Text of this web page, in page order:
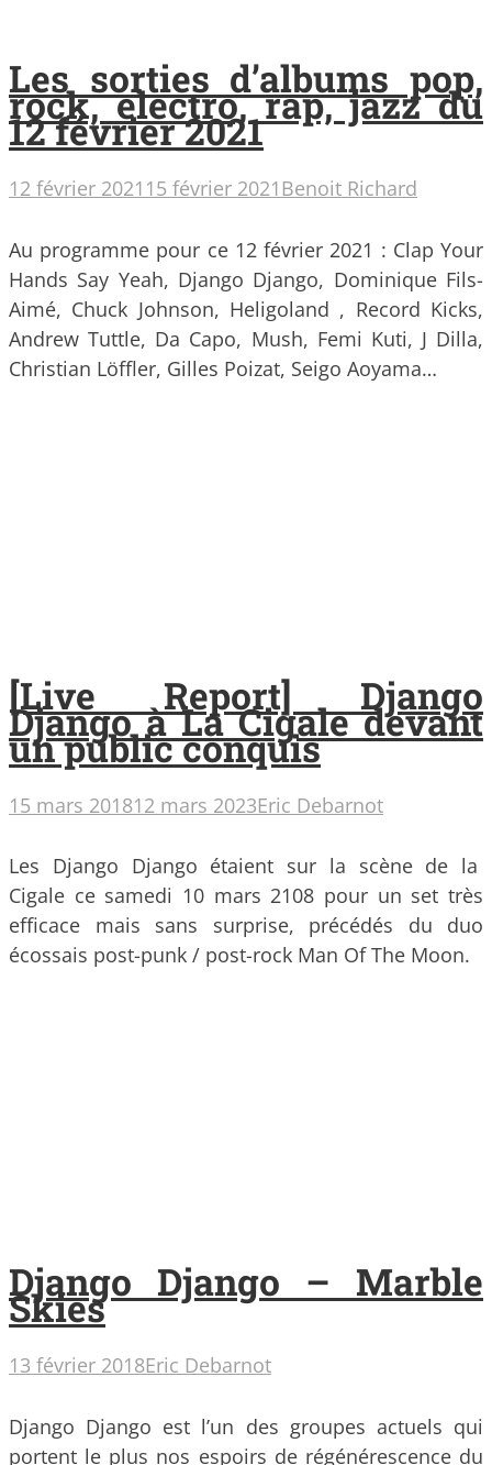
Les sorties d’albums pop,
rock, electro, rap, jazz du
12 février 2021
12 février 2021 15 février 2021 Benoit Richard
Au programme pour ce 12 février 2021 : Clap Your
Hands Say Yeah, Django Django, Dominique Fils-
Aimé, Chuck Johnson, Heligoland , Record Kicks,
Andrew Tuttle, Da Capo, Mush, Femi Kuti, J Dilla,
Christian Löffler, Gilles Poizat, Seigo Aoyama…
[Live Report] Django
Django à La Cigale devant
un public conquis
15 mars 201812 mars 2023Eric Debarnot
Les Django Django étaient sur la scène de la
Cigale ce samedi 10 mars 2108 pour un set très
efficace mais sans surprise, précédés du duo
écossais post-punk / post-rock Man Of The Moon.
Django Django – Marble
Skies
13 février 2018Eric Debarnot
Django Django est l’un des groupes actuels qui
portent le plus nos espoirs de régénérescence du